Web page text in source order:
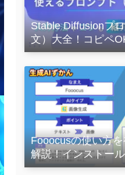
Stable Diffusionプ
文）大全！コピペ
を作るコツの完全
Fooocusの使い方
解説！インストー
の実践まで紹介